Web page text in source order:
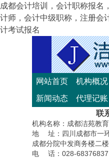
成都会计培训，会计职称报名
计师，会计中级职称，注册会
计考试报名
网站首页 机构概况
新闻动态
代理记账
联
机构名称：成都洁苑教
地 址：四川成都市一
成都分院中发商务楼二楼
电 话：028-68376837